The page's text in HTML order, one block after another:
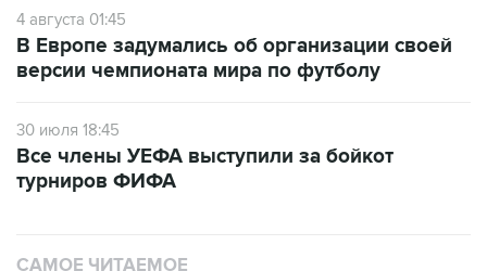
4 августа 01:45
В Европе задумались об организации своей
версии чемпионата мира по футболу
30 июля 18:45
Все члены УЕФА выступили за бойкот
турниров ФИФА
САМОЕ ЧИТАЕМОЕ